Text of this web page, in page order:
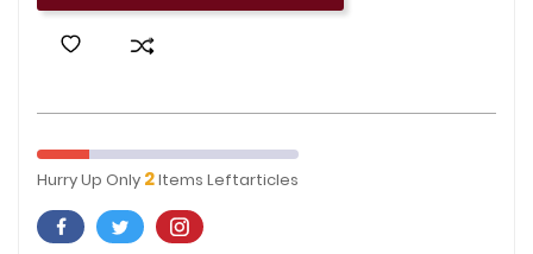
Hurry Up Only 2Items Leftarticles